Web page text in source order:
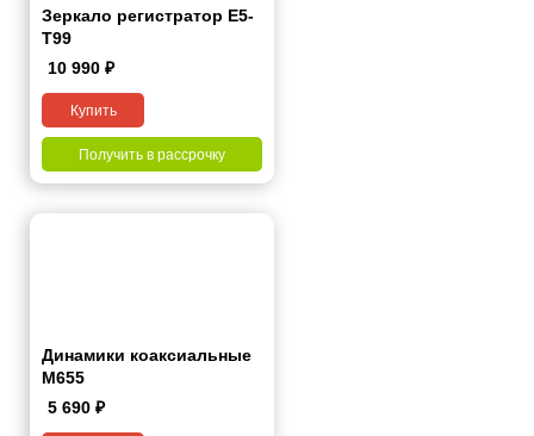
Зеркало регистратор E5-
T99
10 990 ₽
Купить
Получить в рассрочку
Динамики коаксиальные
М655
5 690 ₽